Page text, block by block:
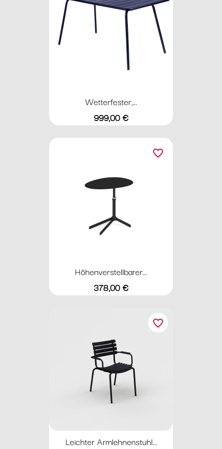
Wetterfester,...
Preis
999,00 €
Höhenverstellbarer...
Preis
378,00 €
favorite_border
Leichter Armlehnenstuhl...
favorite_border